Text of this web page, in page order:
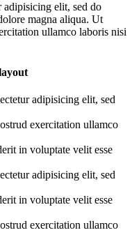
adipisicing elit, sed do
magna aliqua. Ut
ullamco laboris nisi
adipisicing elit, sed
exercitation ullamco
in voluptate velit esse
adipisicing elit, sed
in voluptate velit esse
exercitation ullamco